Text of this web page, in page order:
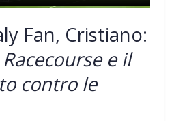
Fan, Cristiano:
e il
contro le